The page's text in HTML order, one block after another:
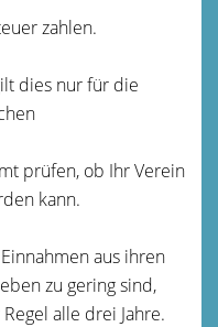
zahlen.
dies nur für die
prüfen, ob Ihr Verein
kann.
Einnahmenaus ihren
zu gering sind,
alle drei Jahre.